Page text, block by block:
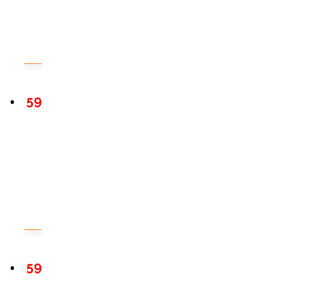
59
59